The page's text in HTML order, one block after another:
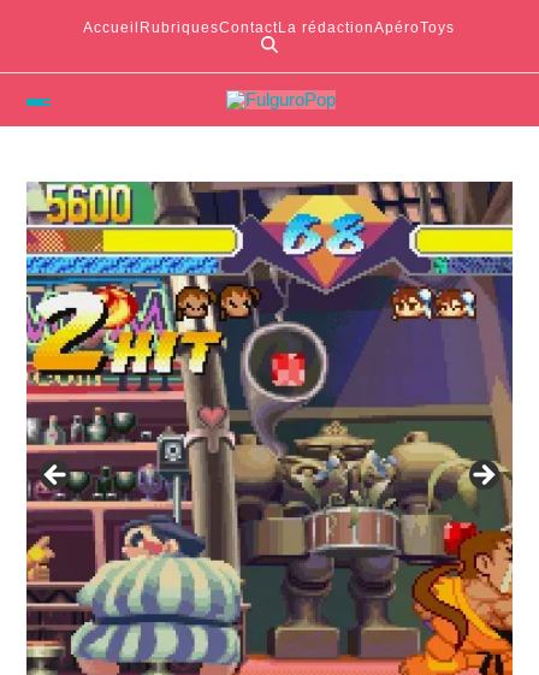
Accueil RubriquesContactLa rédactionApéroToys